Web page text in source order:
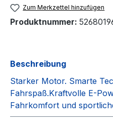
Zum Merkzettel hinzufügen
Produktnummer:
Beschreibung
Starker Motor. Smarte
Fahrspaß.Kraftvolle E-
Fahrkomfort und